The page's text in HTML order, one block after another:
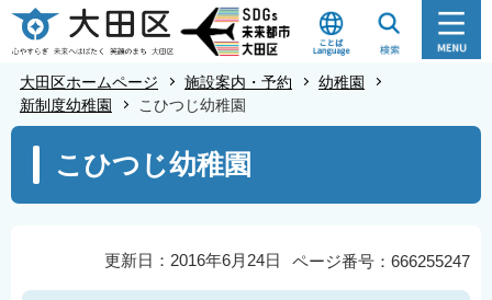
こ
の
ジ
大田区ホームページ 施設案内・予約
幼稚園
新制度幼稚園
こひつじ幼稚園
こ
ら
こひつじ幼稚園
ページ番号：666255247
更新日：2016年6月24日